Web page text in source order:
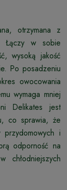
otrzymana z
Łączy w sobie
wysoką jakość
Po posadzeniu
owocowania
wymaga mniej
Delikates jest
co sprawia, że
i
odporność na